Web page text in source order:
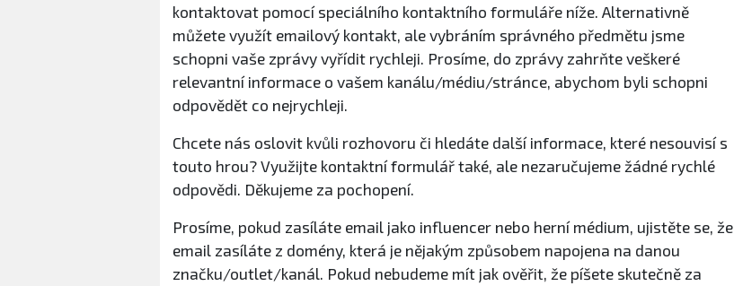
kontaktovat pomocí speciálního kontaktního formuláře níže. Alternativně
můžete využít emailový kontakt, ale vybráním správného předmětu jsme
schopni vaše zprávy vyřídit rychleji. Prosíme, do zprávy zahrňte veškeré
relevantní informace o vašem kanálu/médiu/stránce, abychom byli schopni
odpovědět co nejrychleji.
Chcete nás oslovit kvůli rozhovoru či hledáte další informace, které nesouvisí s
touto hrou? Využijte kontaktní formulář také, ale nezaručujeme žádné rychlé
odpovědi. Děkujeme za pochopení.
Prosíme, pokud zasíláte email jako influencer nebo herní médium, ujistěte se, že
email zasíláte z domény, která je nějakým způsobem napojena na danou
značku/outlet/kanál. Pokud nebudeme mít jak ověřit, že píšete skutečně za